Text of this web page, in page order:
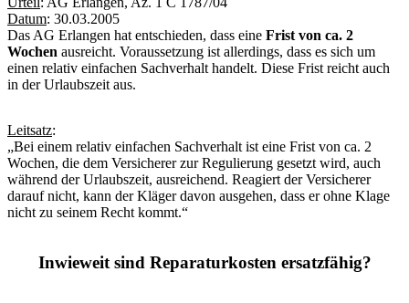
Datum: 30.03.2005
Das AG Erlangen hat entschieden, dass eine Frist von ca. 2
Wochen ausreicht. Voraussetzung ist allerdings, dass es sich um
einen relativ einfachen Sachverhalt handelt. Diese Frist reicht auch
in der Urlaubszeit aus.
Leitsatz:
„Bei einem relativ einfachen Sachverhalt ist eine Frist von ca. 2
Wochen, die dem Versicherer zur Regulierung gesetzt wird, auch
während der Urlaubszeit, ausreichend. Reagiert der Versicherer
darauf nicht, kann der Kläger davon ausgehen, dass er ohne Klage
nicht zu seinem Recht kommt.“
Inwieweit sind Reparaturkosten ersatzfähig?